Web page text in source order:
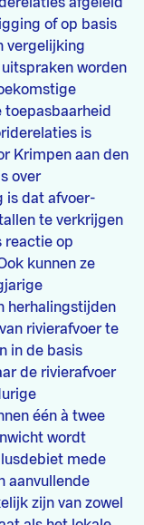
of op basis
vergelijking
worden
toepasbaarheid
is
Krimpen aan den
over
is dat afvoer-
te verkrijgen
reactie op
kunnen ze
herhalingstijden
rivierafvoer te
in de basis
de rivierafvoer
één à twee
wordt
mede
aanvullende
zijn van zowel